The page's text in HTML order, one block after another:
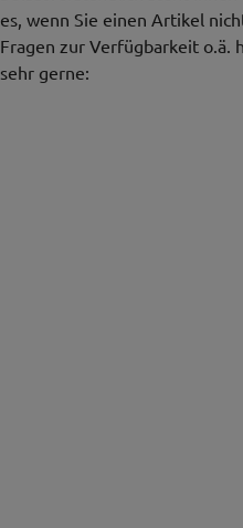
es, wenn Sie einen Artikel
Fragen zur Verfügbarkeit o.ä.
sehr gerne: